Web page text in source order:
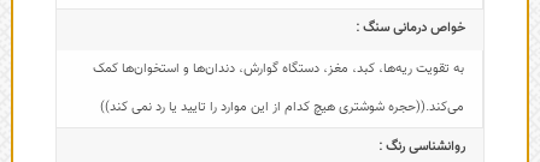
خواص درمانی سنگ :
به تقویت ریه‌ها، کبد، مغز، دستگاه گوارش، دندان‌ها و استخوان‌ها کمک
می‌کند.((حجره شوشتری هیچ کدام از این موارد را تایید یا رد نمی کند))
روانشناسی رنگ :